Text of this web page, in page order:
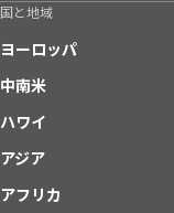
国と地域
ヨーロッパ
中南米
ハワイ
アジア
アフリカ